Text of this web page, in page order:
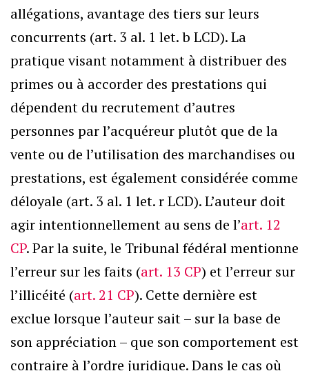
allégations, avantage des tiers sur leurs
concurrents (art. 3 al. 1 let. b LCD). La
pratique visant notamment à distribuer des
primes ou à accorder des prestations qui
dépendent du recrutement d’autres
personnes par l’acquéreur plutôt que de la
vente ou de l’utilisation des marchandises ou
prestations, est également considérée comme
déloyale (art. 3 al. 1 let. r LCD). L’auteur doit
agir intentionnellement au sens de l’art. 12
CP. Par la suite, le Tribunal fédéral mentionne
l’erreur sur les faits (art. 13 CP) et l’erreur sur
l’illicéité (art. 21 CP). Cette dernière est
exclue lorsque l’auteur sait – sur la base de
son appréciation – que son comportement est
contraire à l’ordre juridique. Dans le cas où